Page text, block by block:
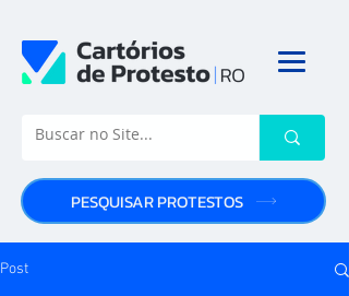
PESQUISAR PROTESTOS
Post